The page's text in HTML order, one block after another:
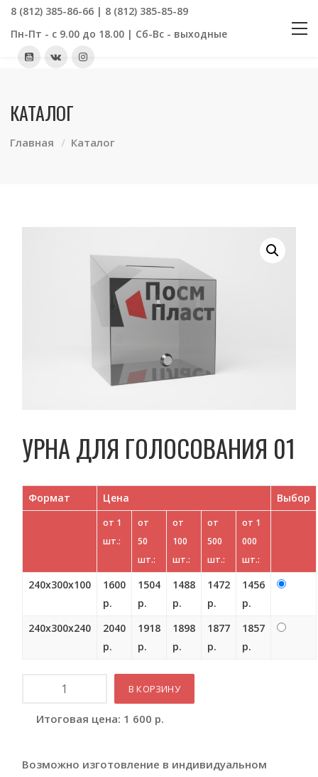
8 (812) 385-86-66 | 8 (812) 385-85-89
Пн-Пт - с 9.00 до 18.00 | Сб-Вс - выходные
КАТАЛОГ
Главная Каталог
УРНА ДЛЯ ГОЛОСОВАНИЯ 01
Формат Цена Выбор
от 1
шт.:
от
50
шт.:
от
100
шт.:
от
500
шт.:
от 1
000
шт.:
240х300х100
1600
р.
1504
р.
1488
р.
1472
р.
1456
р.
240х300х240
2040
р.
1918
р.
1898
р.
1877
р.
1857
р.
Количество В КОРЗИНУ
Итоговая цена: 1 600 р.
Возможно изготовление в индивидуальном